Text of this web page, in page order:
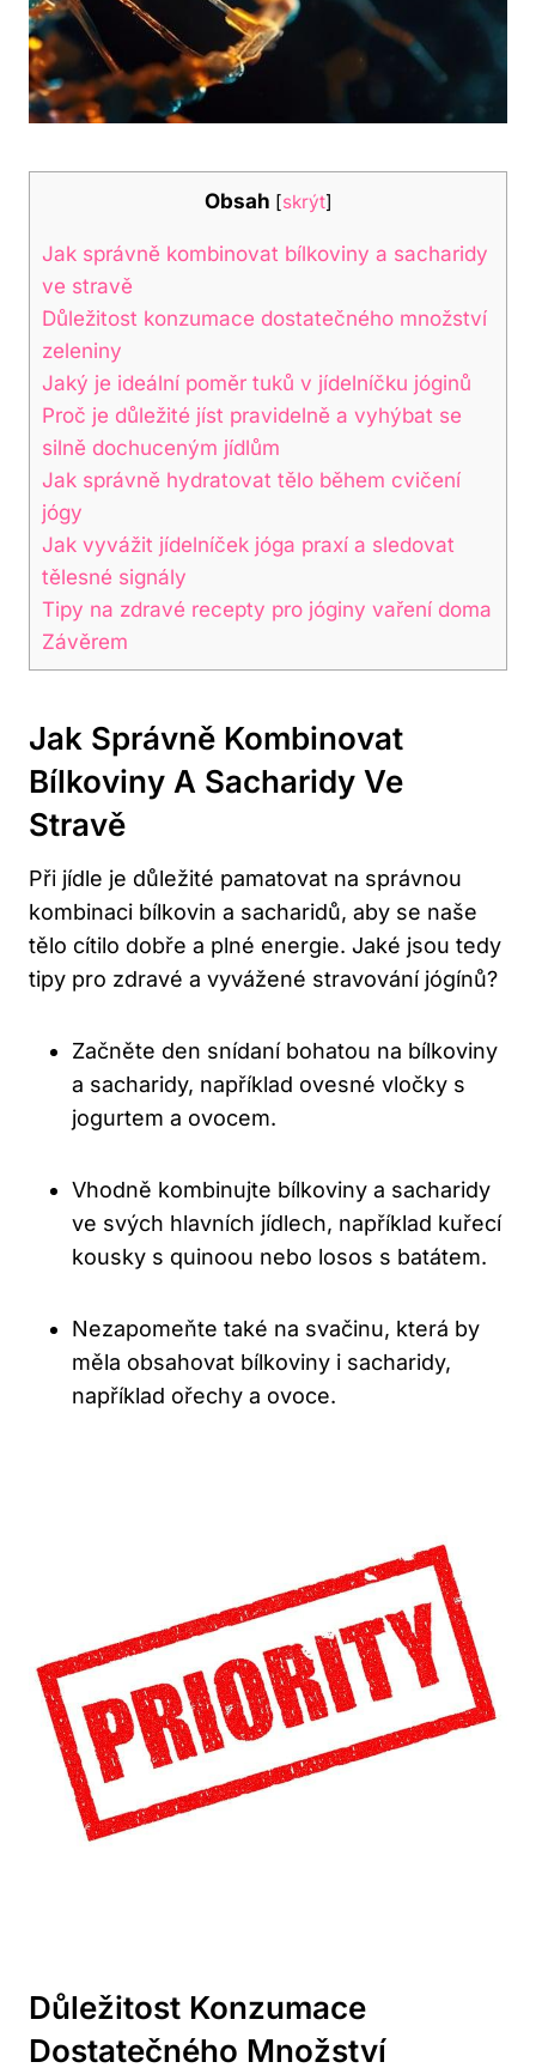
Obsah [skrýt]
Jak správně kombinovat bílkoviny a sacharidy
ve stravě
Důležitost konzumace dostatečného množství
zeleniny
Jaký je ideální poměr tuků v jídelníčku jóginů
Proč je důležité jíst pravidelně a vyhýbat se
silně dochuceným jídlům
Jak správně hydratovat tělo během cvičení
jógy
Jak vyvážit jídelníček jóga praxí a sledovat
tělesné signály
Tipy na zdravé recepty pro jóginy vaření doma
Závěrem
Jak Správně Kombinovat
Bílkoviny A Sacharidy Ve
Stravě
Při jídle je důležité pamatovat na správnou
kombinaci bílkovin a sacharidů, aby se naše
tělo cítilo dobře a plné energie. Jaké jsou tedy
tipy pro zdravé a vyvážené stravování jógínů?
Začněte den snídaní bohatou na bílkoviny
a sacharidy, například ovesné vločky s
jogurtem a ovocem.
Vhodně kombinujte bílkoviny a sacharidy
ve svých hlavních jídlech, například kuřecí
kousky s quinoou nebo losos s batátem.
Nezapomeňte také na svačinu, která by
měla obsahovat bílkoviny i sacharidy,
například ořechy a ovoce.
Důležitost Konzumace
Dostatečného Množství